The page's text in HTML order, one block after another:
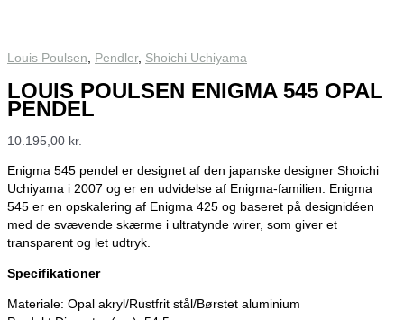
Louis Poulsen, Pendler, Shoichi Uchiyama
LOUIS POULSEN ENIGMA 545 OPAL
PENDEL
10.195,00 kr.
Enigma 545 pendel er designet af den japanske designer Shoichi
Uchiyama i 2007 og er en udvidelse af Enigma-familien. Enigma
545 er en opskalering af Enigma 425 og baseret på designidéen
med de svævende skærme i ultratynde wirer, som giver et
transparent og let udtryk.
Specifikationer
Materiale: Opal akryl/Rustfrit stål/Børstet aluminium